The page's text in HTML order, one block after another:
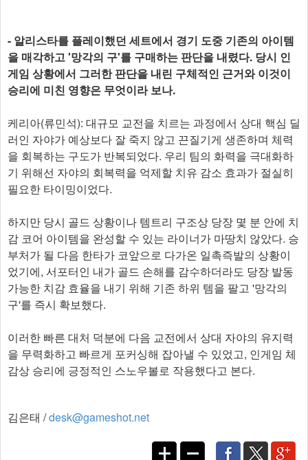
- 알리스타를 플레이했던 세트에서 경기 도중 기존의 아이템
을 매각하고 '망각의 구'를 구매하는 판단을 내렸다. 당시 인
게임 상황에서 그러한 판단을 내린 구체적인 근거와 이것이
승리에 미친 영향은 무엇이라 보나.
케리아(류민석): 대규모 교전을 치르는 과정에서 상대 핵심 딜
러인 자야가 예상보다 잘 죽지 않고 끈질기게 생존하며 체력
을 회복하는 구도가 반복되었다. 우리 팀의 화력을 극대화하
기 위해선 자야의 회복력을 억제할 치유 감소 효과가 절실히
필요한 타이밍이었다.
하지만 당시 골드 상황이나 템트리 구조상 당장 몇 분 안에 치
감 코어 아이템을 완성할 수 있는 라이너가 마땅치 않았다. 승
부처가 될 다음 한타가 코앞으로 다가온 일촉즉발의 상황이
었기에, 서포터인 내가 골드 손해를 감수하더라도 당장 발동
가능한 치감 효율을 내기 위해 기존 하위 템을 팔고 '망각의
구'를 즉시 확보했다.
이러한 빠른 대처 덕분에 다음 교전에서 상대 자야의 유지력
을 무력화하고 빠르게 포커싱해 잡아낼 수 있었고, 인게임 체
감상 승리에 긍정적인 스노우볼로 작용했다고 본다.
김은태 /desk@gameshot.net